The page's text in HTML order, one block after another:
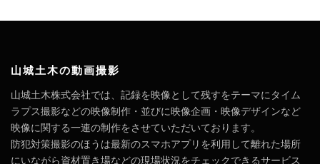
山城土木の動画撮影
山城土木株式会社では、記録を映像として残すをテーマにタイム
ラプス撮影などの映像制作・並びに映像企画・映像デザインなど
映像に関する一連の制作をさせていただいております。
防犯対策撮影のほうは最新のスマホアプリを利用して離れた場所
にいながら資材置き場などの現場状況をチェックできるサービス